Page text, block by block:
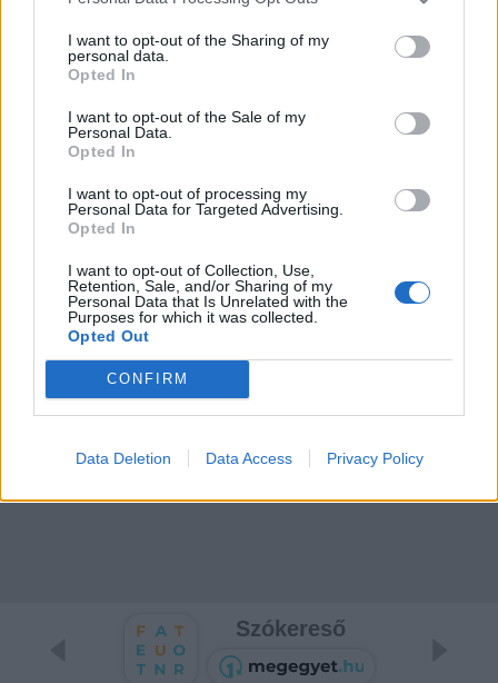
I want to opt-out of the Sharing of my
personal data.
Opted In
I want to opt-out of the Sale of my
Personal Data.
Opted In
I want to opt-out of processing my
Personal Data for Targeted Advertising.
Opted In
I want to opt-out of Collection, Use,
Retention, Sale, and/or Sharing of my
Personal Data that Is Unrelated with the
Purposes for which it was collected.
Opted Out
CONFIRM
Data Deletion Data Access Privacy Policy
Szókereső
szolgálhatnak a programok tervezésekor.